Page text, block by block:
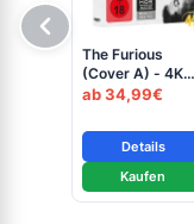
The Furious
(Cover A) - 4K
Mediabook (UHD
ab 34,99€
Details
Kaufen